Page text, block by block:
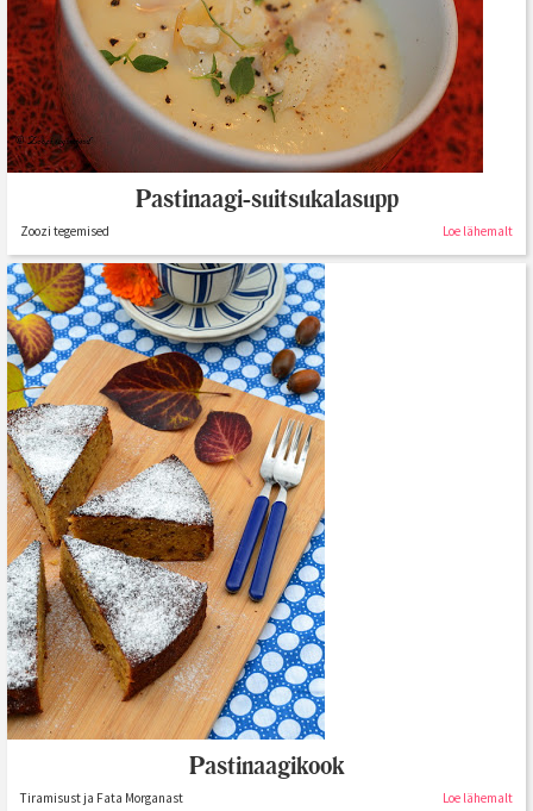
Pastinaagi-suitsukalasupp
Zoozi tegemised Loe lähemalt
Pastinaagikook
Tiramisust ja Fata Morganast Loe lähemalt